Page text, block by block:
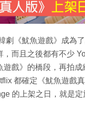
劇《魷魚遊戲》成為
，而且之後都有不少
遊戲》的橋段，再拍
都確定《魷魚遊戲
的上架之日，就是定